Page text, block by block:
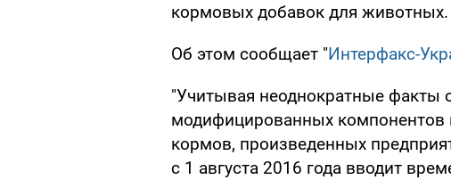
кормовых добавок для животных.
Об этом сообщает "Интерфакс-
"Учитывая неоднократные факты
модифицированных компонентов
кормов, произведенных
с 1 августа 2016 года вводит